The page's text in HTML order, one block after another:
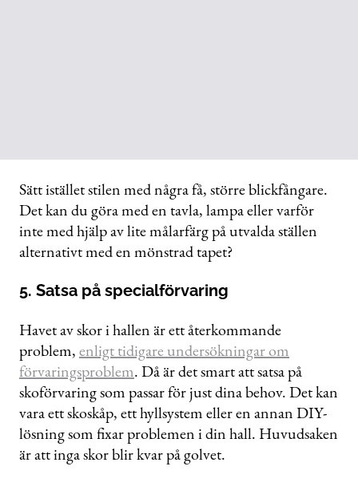
Sätt istället stilen med några få, större blickfångare.
Det kan du göra med en tavla, lampa eller varför
inte med hjälp av lite målarfärg på utvalda ställen
alternativt med en mönstrad tapet?
5. Satsa på specialförvaring
Havet av skor i hallen är ett återkommande
problem,enligt tidigare undersökningar om
förvaringsproblem. Då är det smart att satsa på
skoförvaring som passar för just dina behov. Det kan
vara ett skoskåp, ett hyllsystem eller en annan DIY-
lösning som fixar problemen i din hall. Huvudsaken
är att inga skor blir kvar på golvet.